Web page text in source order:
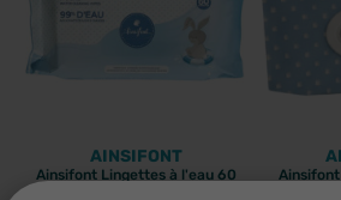
AINSIFONT
Ainsifont Lingettes à l'eau 60